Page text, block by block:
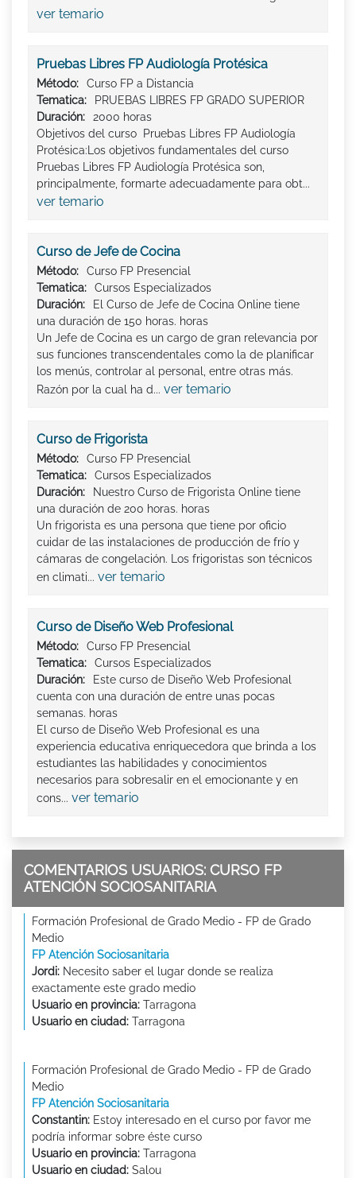
ver temario
Pruebas Libres FP Audiología Protésica
Método:
Curso FP a Distancia
Tematica:
PRUEBAS LIBRES FP GRADO SUPERIOR
Duración:
2000 horas
Objetivos del curso Pruebas Libres FP Audiología
Protésica:Los objetivos fundamentales del curso
Pruebas Libres FP Audiología Protésica son,
principalmente, formarte adecuadamente para obt...
ver temario
Curso de Jefe de Cocina
Método:
Curso FP Presencial
Tematica:
Cursos Especializados
Duración:
El Curso de Jefe de Cocina Online tiene
una duración de 150 horas. horas
Un Jefe de Cocina es un cargo de gran relevancia por
sus funciones transcendentales como la de planificar
los menús, controlar al personal, entre otras más.
Razón por la cual ha d... ver temario
Curso de Frigorista
Método:
Curso FP Presencial
Tematica:
Cursos Especializados
Duración:
Nuestro Curso de Frigorista Online tiene
una duración de 200 horas. horas
Un frigorista es una persona que tiene por oficio
cuidar de las instalaciones de producción de frío y
cámaras de congelación. Los frigoristas son técnicos
en climati... ver temario
Curso de Diseño Web Profesional
Método:
Curso FP Presencial
Tematica:
Cursos Especializados
Duración:
Este curso de Diseño Web Profesional
cuenta con una duración de entre unas pocas
semanas. horas
El curso de Diseño Web Profesional es una
experiencia educativa enriquecedora que brinda a los
estudiantes las habilidades y conocimientos
necesarios para sobresalir en el emocionante y en
cons... ver temario
COMENTARIOS USUARIOS: CURSO FP
ATENCIÓN SOCIOSANITARIA
Formación Profesional de Grado Medio - FP de Grado
Medio
FP Atención Sociosanitaria
Jordi: Necesito saber el lugar donde se realiza
exactamente este grado medio
Usuario en provincia: Tarragona
Usuario en ciudad: Tarragona
Formación Profesional de Grado Medio - FP de Grado
Medio
FP Atención Sociosanitaria
Constantin: Estoy interesado en el curso por favor me
podría informar sobre éste curso
Usuario en provincia: Tarragona
Usuario en ciudad: Salou